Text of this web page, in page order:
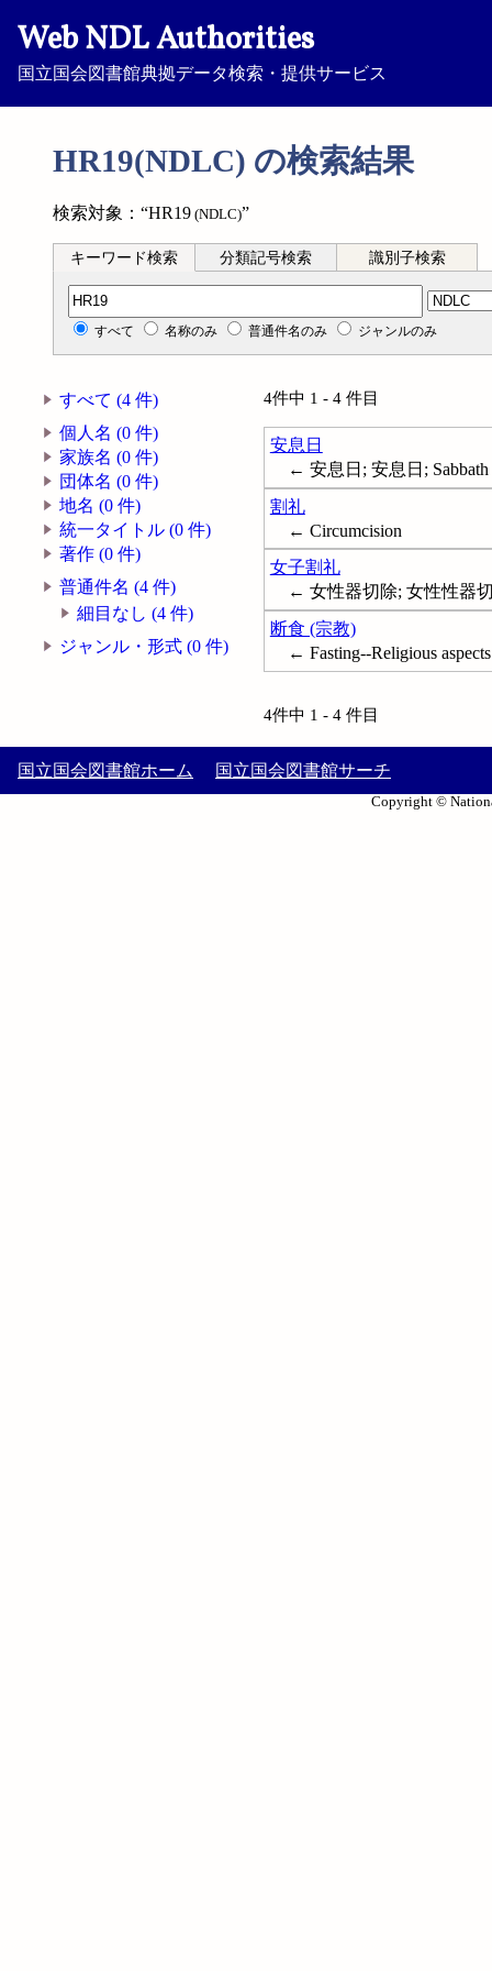
Web NDL Authorities
国立国会図書館典拠データ検索・提供サービス
HR19(NDLC) の検索結果
検索対象：“HR19 (NDLC)”
キーワード検索 分類記号検索 識別子検索
分類記号検索
すべて 名称のみ 普通件名のみ ジャンルのみ
すべて (4 件)
個人名 (0 件)
家族名 (0 件)
団体名 (0 件)
地名 (0 件)
統一タイトル (0 件)
著作 (0 件)
普通件名 (4 件)
細目なし (4 件)
ジャンル・形式 (0 件)
4件中 1 - 4 件目
安息日
← 安息日; 安息日; Sabbath
割礼
← Circumcision
女子割礼
← 女性器切除; 女性性器
断食 (宗教)
← Fasting--Religious aspects
4件中 1 - 4 件目
国立国会図書館ホーム 国立国会図書館サーチ
Copyright ©